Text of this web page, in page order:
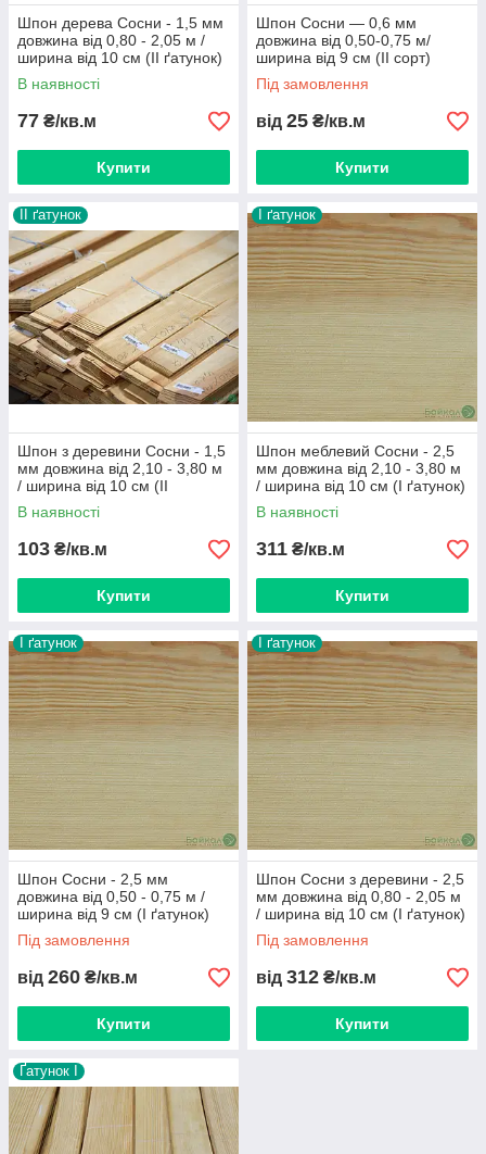
Шпон дерева Сосни - 1,5 мм
довжина від 0,80 - 2,05 м /
ширина від 10 см (IІ ґатунок)
В наявності
77 ₴/кв.м
Купити
Шпон Сосни — 0,6 мм
довжина від 0,50-0,75 м/
ширина від 9 см (IІ сорт)
Під замовлення
від 25 ₴/кв.м
Купити
ІI ґатунок
Шпон з деревини Сосни - 1,5
мм довжина від 2,10 - 3,80 м
/ ширина від 10 см (ІI
ґатунок)
В наявності
103 ₴/кв.м
Купити
I ґатунок
Шпон меблевий Сосни - 2,5
мм довжина від 2,10 - 3,80 м
/ ширина від 10 см (I ґатунок)
В наявності
311 ₴/кв.м
Купити
I ґатунок
Шпон Сосни - 2,5 мм
довжина від 0,50 - 0,75 м /
ширина від 9 см (I ґатунок)
Під замовлення
від 260 ₴/кв.м
Купити
I ґатунок
Шпон Сосни з деревини - 2,5
мм довжина від 0,80 - 2,05 м
/ ширина від 10 см (I ґатунок)
Під замовлення
від 312 ₴/кв.м
Купити
Ґатунок І